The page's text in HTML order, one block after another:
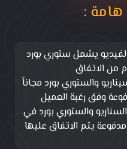
:
يشمل ستوري بورد
السيناريو والستوري بورد مجاناً
وفق رغبة العميل
والستوري بورد في
يتم الاتفاق عليها